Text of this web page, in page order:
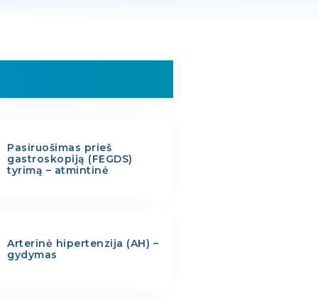
Pasiruošimas prieš
gastroskopiją (FEGDS)
tyrimą – atmintinė
Arterinė hipertenzija (AH) –
gydymas